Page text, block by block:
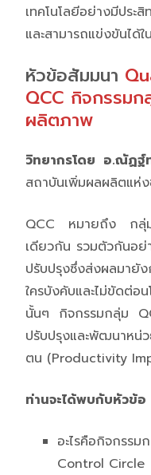
เทคโนโลยีอย่างมีปร
และสามารถแข่งขันได้
หัวข้อสัมมนา
QCC กิจกรรม
ผลิตภาพ
วิทยากรโดย อ.ณัฏฐ์
สถาบันเพิ่มผลผลิตแห่
QCC หมายถึง กลุ่ม
เดียวกัน รวมตัวกันอย่
ปรับปรุงซึ่งส่งผลมายั
ใครบังคับและไม่ขัดต่อ
นั้นๆ กิจกรรมกลุ่ม
ปรับปรุงและพัฒนาหน่
ตน (Productivity
ท่านจะได้พบกับหัวข้อ
อะไรคือกิจกร
Control Circle